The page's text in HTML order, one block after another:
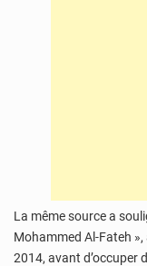
La même source a
Mohammed Al-Fateh
2014, avant d’occuper